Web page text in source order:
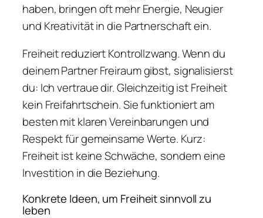
haben, bringen oft mehr Energie, Neugier
und Kreativität in die Partnerschaft ein.
Freiheit reduziert Kontrollzwang. Wenn du
deinem Partner Freiraum gibst, signalisierst
du: Ich vertraue dir. Gleichzeitig ist Freiheit
kein Freifahrtschein. Sie funktioniert am
besten mit klaren Vereinbarungen und
Respekt für gemeinsame Werte. Kurz:
Freiheit ist keine Schwäche, sondern eine
Investition in die Beziehung.
Konkrete Ideen, um Freiheit sinnvoll zu
leben